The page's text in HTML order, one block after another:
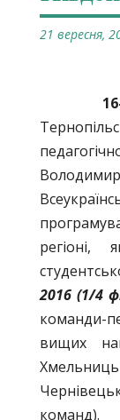
21 вересня,
16-18
2016 (1/4
команди-
вищих
команд).